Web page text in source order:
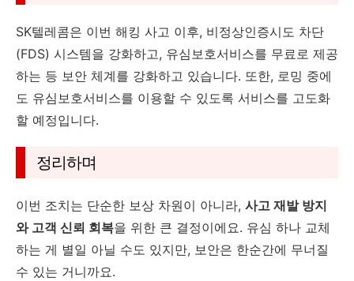
SK텔레콤은 이번 해킹 사고 이후, 비정상인증시도 차단
(FDS) 시스템을 강화하고, 유심보호서비스를 무료로 제공
하는 등 보안 체계를 강화하고 있습니다. 또한, 로밍 중에
도 유심보호서비스를 이용할 수 있도록 서비스를 고도화
할 예정입니다.
정리하며
이번 조치는 단순한 보상 차원이 아니라, 사고 재발 방지
와 고객 신뢰 회복을 위한 큰 결정이에요. 유심 하나 교체
하는 게 별일 아닐 수도 있지만, 보안은 한순간에 무너질
수 있는 거니까요.